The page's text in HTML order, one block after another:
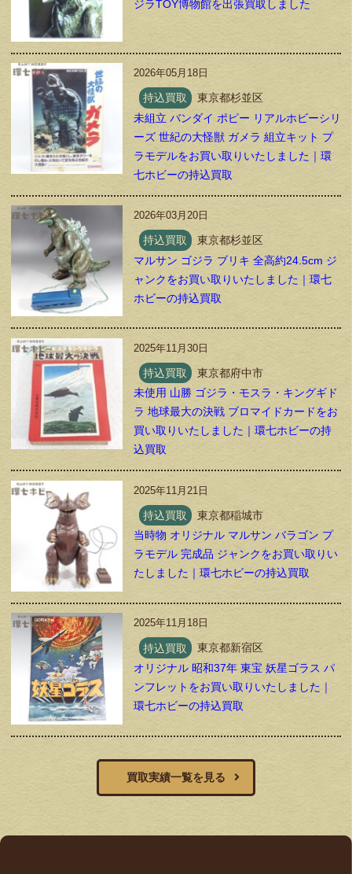
ジラTOY博物館を出張買取しました
2026年05月18日
持込買取
東京都杉並区
未組立 バンダイ ポピー リアルホビーシリ
ーズ 世紀の大怪獣 ガメラ 組立キット プ
ラモデルをお買い取りいたしました｜環
七ホビーの持込買取
2026年03月20日
持込買取
東京都杉並区
マルサン ゴジラ ブリキ 全高約24.5cm ジ
ャンクをお買い取りいたしました｜環七
ホビーの持込買取
2025年11月30日
持込買取
東京都府中市
未使用 山勝 ゴジラ・モスラ・キングギド
ラ 地球最大の決戦 ブロマイドカードをお
買い取りいたしました｜環七ホビーの持
込買取
2025年11月21日
持込買取
東京都稲城市
当時物 オリジナル マルサン バラゴン プ
ラモデル 完成品 ジャンクをお買い取りい
たしました｜環七ホビーの持込買取
2025年11月18日
持込買取
東京都新宿区
オリジナル 昭和37年 東宝 妖星ゴラス パ
ンフレットをお買い取りいたしました｜
環七ホビーの持込買取
買取実績一覧を見る